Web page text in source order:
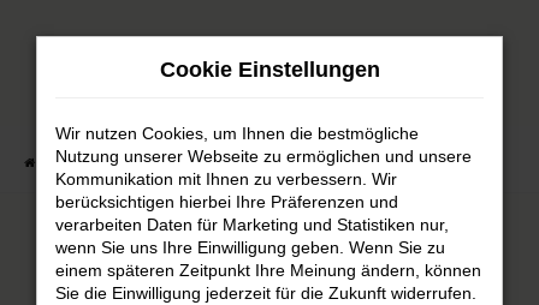
Zum
Startseite Automobile Fahrzeugmarkt
Unser Fahrzeugbestand
Cookie Einstellungen
Wir nutzen Cookies, um Ihnen die bestmögliche
Nutzung unserer Webseite zu ermöglichen und unsere
Kommunikation mit Ihnen zu verbessern. Wir
berücksichtigen hierbei Ihre Präferenzen und
verarbeiten Daten für Marketing und Statistiken nur,
wenn Sie uns Ihre Einwilligung geben. Wenn Sie zu
einem späteren Zeitpunkt Ihre Meinung ändern, können
Sie die Einwilligung jederzeit für die Zukunft widerrufen.